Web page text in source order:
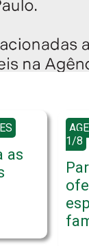
as
1/8